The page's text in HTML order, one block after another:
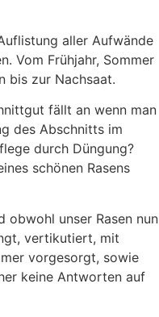
aller Aufwände
Vom Frühjahr, Sommer
bis zur Nachsaat.
fällt an wenn man
des Abschnitts im
durch Düngung?
schönen Rasens
obwohl unser Rasen nun
vertikutiert, mit
vorgesorgt, sowie
keine Antworten auf